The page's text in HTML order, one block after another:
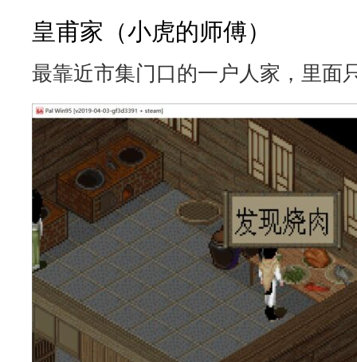
皇甫家（小虎的师傅）
最靠近市集门口的一户人家，里面